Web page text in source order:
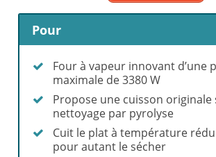
Pour
Four à vapeur innovant d’une
maximale de 3380 W
Propose une cuisson originale
nettoyage par pyrolyse
Cuit le plat à température
pour autant le sécher